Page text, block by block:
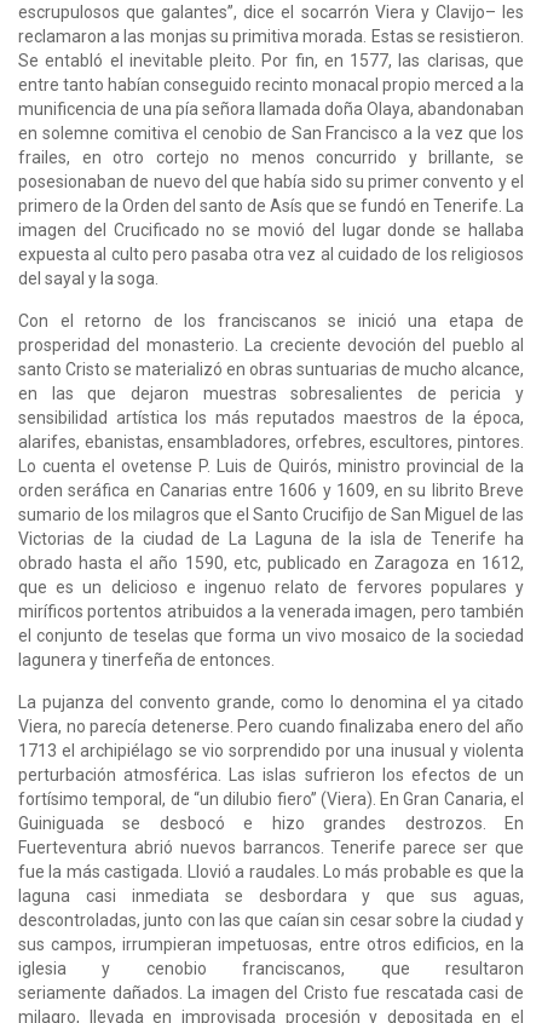
escrupulosos que galantes”, dice el socarrón Viera y Clavijo– les
reclamaron a las monjas su primitiva morada. Estas se resistieron.
Se entabló el inevitable pleito. Por fin, en 1577, las clarisas, que
entre tanto habían conseguido recinto monacal propio merced a la
munificencia de una pía señora llamada doña Olaya, abandonaban
en solemne comitiva el cenobio de San Francisco a la vez que los
frailes, en otro cortejo no menos concurrido y brillante, se
posesionaban de nuevo del que había sido su primer convento y el
primero de la Orden del santo de Asís que se fundó en Tenerife. La
imagen del Crucificado no se movió del lugar donde se hallaba
expuesta al culto pero pasaba otra vez al cuidado de los religiosos
del sayal y la soga.
Con el retorno de los franciscanos se inició una etapa de
prosperidad del monasterio. La creciente devoción del pueblo al
santo Cristo se materializó en obras suntuarias de mucho alcance,
en las que dejaron muestras sobresalientes de pericia y
sensibilidad artística los más reputados maestros de la época,
alarifes, ebanistas, ensambladores, orfebres, escultores, pintores.
Lo cuenta el ovetense P. Luis de Quirós, ministro provincial de la
orden seráfica en Canarias entre 1606 y 1609, en su librito Breve
sumario de los milagros que el Santo Crucifijo de San Miguel de las
Victorias de la ciudad de La Laguna de la isla de Tenerife ha
obrado hasta el año 1590, etc, publicado en Zaragoza en 1612,
que es un delicioso e ingenuo relato de fervores populares y
miríficos portentos atribuidos a la venerada imagen, pero también
el conjunto de teselas que forma un vivo mosaico de la sociedad
lagunera y tinerfeña de entonces.
La pujanza del convento grande, como lo denomina el ya citado
Viera, no parecía detenerse. Pero cuando finalizaba enero del año
1713 el archipiélago se vio sorprendido por una inusual y violenta
perturbación atmosférica. Las islas sufrieron los efectos de un
fortísimo temporal, de “un dilubio fiero” (Viera). En Gran Canaria, el
Guiniguada se desbocó e hizo grandes destrozos. En
Fuerteventura abrió nuevos barrancos. Tenerife parece ser que
fue la más castigada. Llovió a raudales. Lo más probable es que la
laguna casi inmediata se desbordara y que sus aguas,
descontroladas, junto con las que caían sin cesar sobre la ciudad y
sus campos, irrumpieran impetuosas, entre otros edificios, en la
iglesia y cenobio franciscanos, que resultaron
seriamente dañados. La imagen del Cristo fue rescatada casi de
milagro, llevada en improvisada procesión y depositada en el